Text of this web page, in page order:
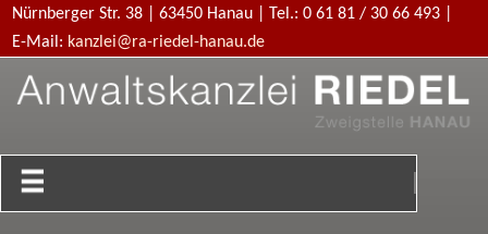
Nürnberger Str. 38 63450 Hanau |
Tel.: 0 61 81 / 30 66 493 |
E-Mail: kanzlei@ra-riedel-hanau.de